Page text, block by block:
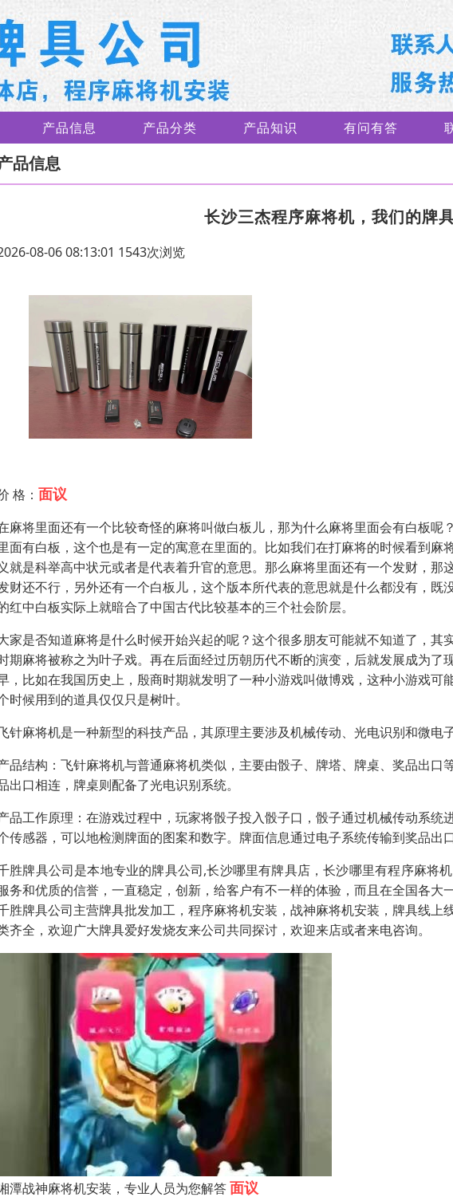
产品信息 产品分类 产品知识 有问有答
品信息
长沙三杰程序麻将机，我们的牌
08-06 08:13:01 1543次浏览
格： 面议
麻将里面还有一个比较奇怪的麻将叫做白板儿，那为什么麻将里面会有白板
面有白板，这个也是有一定的寓意在里面的。比如我们在打麻将的时候看到
义就是科举高中状元或者是代表着升官的意思。那么麻将里面还有一个发财，
财还不行，另外还有一个白板儿，这个版本所代表的意思就是什么都没有，
红中白板实际上就暗合了中国古代比较基本的三个社会阶层。
家是否知道麻将是什么时候开始兴起的呢？这个很多朋友可能就不知道了，
期麻将被称之为叶子戏。再在后面经过历朝历代不断的演变，后就发展成为
，比如在我国历史上，殷商时期就发明了一种小游戏叫做博戏，这种小游戏
时候用到的道具仅仅只是树叶。
针麻将机是一种新型的科技产品，其原理主要涉及机械传动、光电识别和微电子
品结构：飞针麻将机与普通麻将机类似，主要由骰子、牌塔、牌桌、奖品出
出口相连，牌桌则配备了光电识别系统。
品工作原理：在游戏过程中，玩家将骰子投入骰子口，骰子通过机械传动系
传感器，可以地检测牌面的图案和数字。牌面信息通过电子系统传输到奖品出
胜牌具公司是本地专业的牌具公司,长沙哪里有牌具店，长沙哪里有程序麻将
务和优质的信誉，一直稳定，创新，给客户有不一样的体验，而且在全国各
胜牌具公司主营牌具批发加工，程序麻将机安装，战神麻将机安装，牌具线
齐全，欢迎广大牌具爱好发烧友来公司共同探讨，欢迎来店或者来电咨询。
潭战神麻将机安装，专业人员为您解答面议